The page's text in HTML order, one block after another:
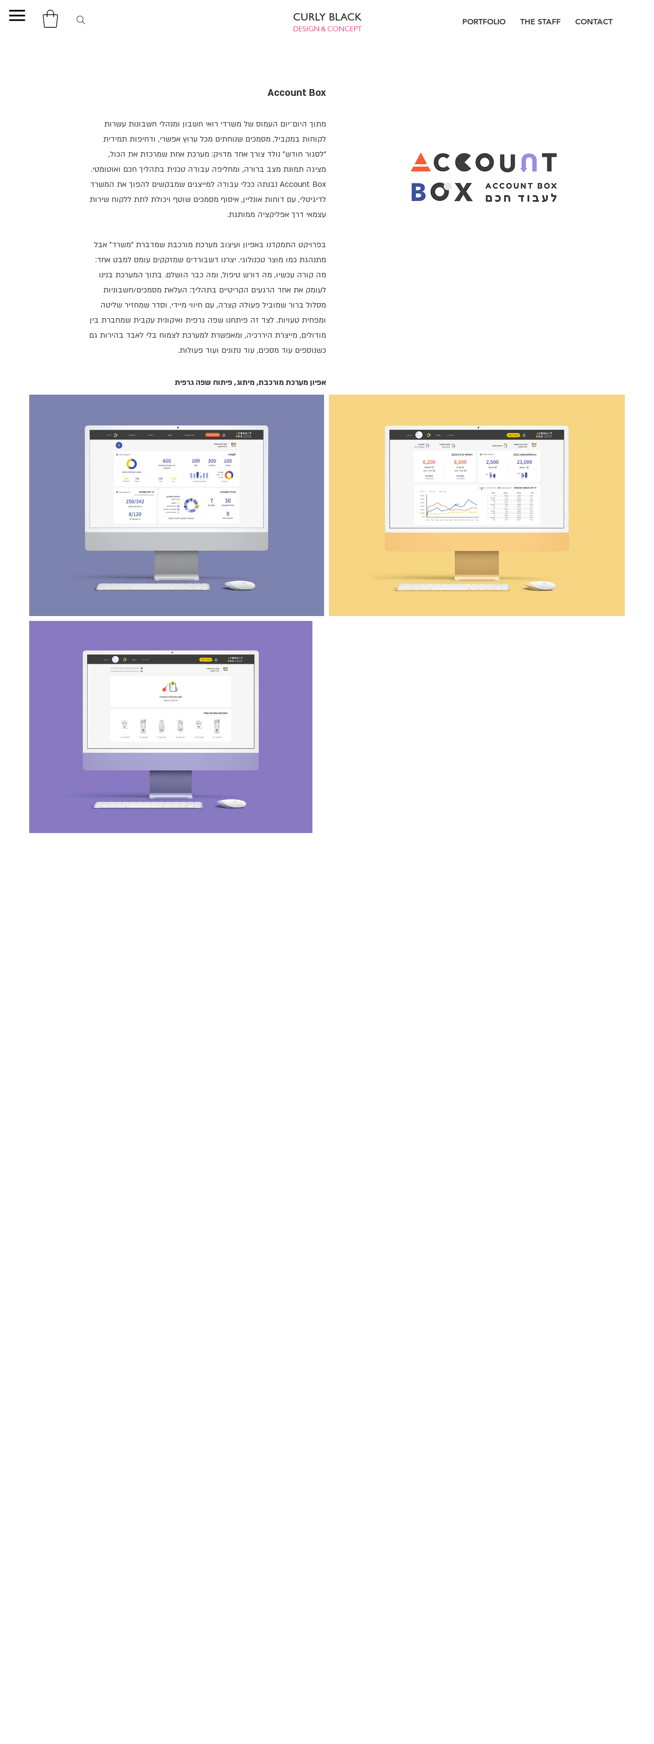
PORTFOLIO THE STAFF CONTACT
Account Box
מתוך היום־יום העמוס של משרדי רואי חשבון ומנהלי חשבונות עשרות
לקוחות במקביל, מסמכים שנוחתים מכל ערוץ אפשרי, ודחיפות תמידית
“לסגור חודש” נולד צורך אחד מדויק: מערכת אחת שמרכזת את הכול,
מציגה תמונת מצב ברורה, ומחליפה עבודה טכנית בתהליך חכם ואוטומטי.
Account Box נבנתה ככלי עבודה למייצגים שמבקשים להפוך את המשרד
לדיגיטלי, עם דוחות אונליין, איסוף מסמכים שוטף ויכולת לתת ללקוח שירות
עצמאי דרך אפליקציה ממותגת.
בפרויקט התמקדנו באפיון ועיצוב מערכת מורכבת שמדברת “משרד” אבל
מתנהגת כמו מוצר טכנולוגי. יצרנו דשבורדים שמזקקים עומס למבט אחד:
מה קורה עכשיו, מה דורש טיפול, ומה כבר הושלם. בתוך המערכת בנינו
לעומק את אחד הרגעים הקריטיים בתהליך: העלאת מסמכים/חשבוניות
מסלול ברור שמוביל פעולה קצרה, עם חיווי מיידי, וסדר שמחזיר שליטה
ומפחית טעויות. לצד זה פיתחנו שפה גרפית ואיקונית עקבית שמחברת בין
מודולים, מייצרת היררכיה, ומאפשרת למערכת לצמוח בלי לאבד בהירות גם
כשנוספים עוד מסכים, עוד נתונים ועוד פעולות.
אפיון מערכת מורכבת, מיתוג, פיתוח שפה גרפית